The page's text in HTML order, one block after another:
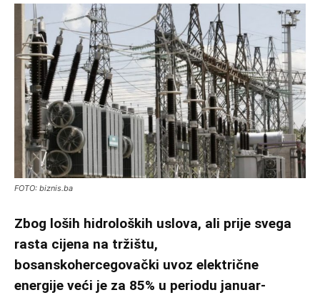
FOTO: biznis.ba
Zbog loših hidroloških uslova, ali prije svega
rasta cijena na tržištu,
bosanskohercegovački uvoz električne
energije veći je za 85% u periodu januar-